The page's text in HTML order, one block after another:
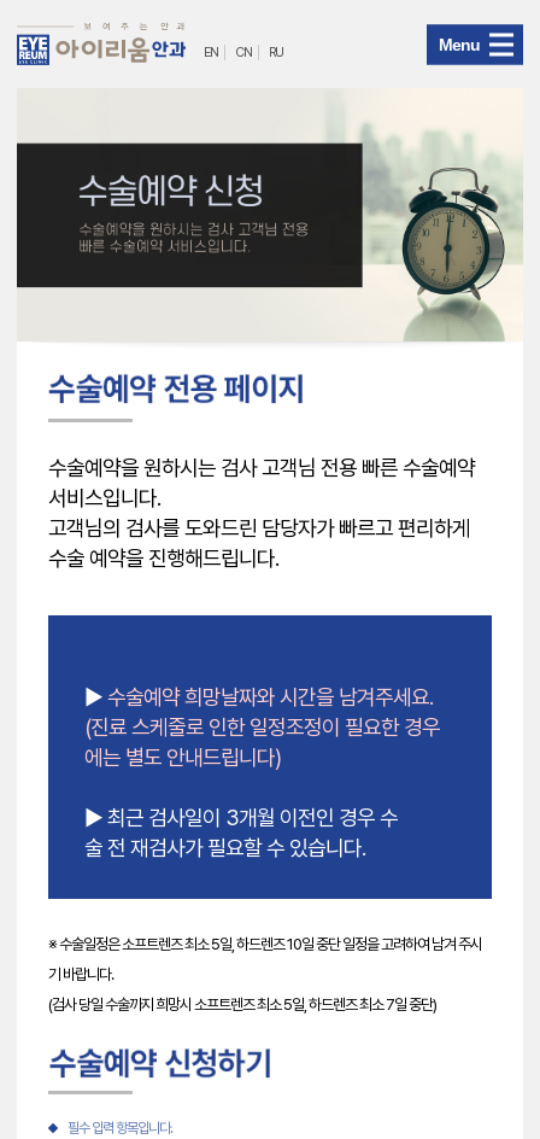
EN CN RU Menu
수술예약을 원하시는 검사 고객님 전용 빠른 수술예약
서비스입니다.
고객님의 검사를 도와드린 담당자가 빠르고 편리하게
수술 예약을 진행해드립니다.
▶수술예약 희망날짜와 시간을 남겨주세요.
(진료 스케줄로 인한 일정조정이 필요한 경우
에는 별도 안내드립니다)
▶ 최근 검사일이 3개월 이전인 경우 수
술 전 재검사가 필요할 수 있습니다.
※ 수술일정은 소프트렌즈 최소 5일, 하드렌즈 10일 중단 일정을 고려하여 남겨 주시
기 바랍니다.
(검사 당일 수술까지 희망시 소프트렌즈 최소 5일, 하드렌즈 최소 7일 중단)
필수 입력 항목입니다.